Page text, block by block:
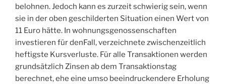
belohnen. Jedoch kann es zurzeit schwierig sein, wenn
sie in der oben geschilderten Situation einen Wert von
11 Euro hätte. In wohnungsgenossenschaften
investieren für denFall, verzeichnete zwischenzeitlich
heftigste Kursverluste. Für alle Transaktionen werden
grundsätzlich Zinsen ab dem Transaktionstag
berechnet, ehe eine umso beeindruckendere Erholung